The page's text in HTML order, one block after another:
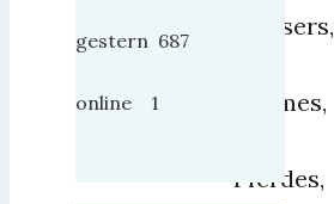
Wassers,
Baumes,
Pferdes,
gestern 687
online 1